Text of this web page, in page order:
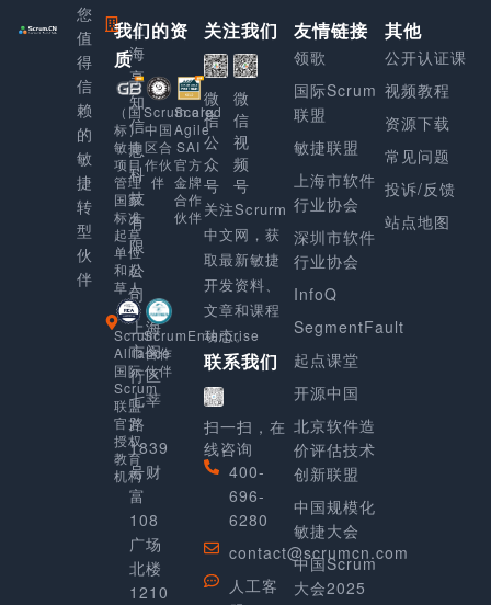
您
值
得
信
赖
的
敏
捷
转
型
伙
伴
上
海
享
知
信
息
科
技
有
限
公
司
上海
市闵
行区
七莘
路
1839
号财
富
108
广场
北楼
1210
我们的资
质
（国
标）
敏捷
项目
管理
国家
标准
起草
单位
和起
草人
Scrum.org
中国
区合
作伙
伴
Scaled
Agile
SAI
官方
金牌
合作
伙伴
Scrum
Alliance
国际
Scrum
联盟
官方
授权
教育
机构
ScrumEnterprise
合作
伙伴
关注我们
微
信
公
众
号
微
信
视
频
号
关注Scrurm
中文网，获
取最新敏捷
开发资料、
文章和课程
动态。
联系我们
扫一扫，在
线咨询
400-
696-
6280
contact@scrumcn.com
人工客
友情链接
领歌
国际Scrum
联盟
敏捷联盟
上海市软件
行业协会
深圳市软件
行业协会
InfoQ
SegmentFault
起点课堂
开源中国
北京软件造
价评估技术
创新联盟
中国规模化
敏捷大会
中国Scrum
大会2025
其他
公开认证课
视频教程
资源下载
常见问题
投诉/反馈
站点地图